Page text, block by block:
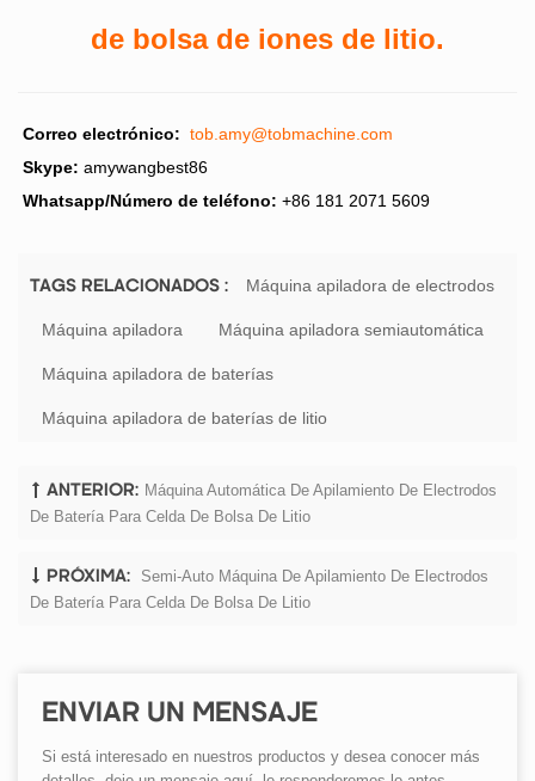
de bolsa de iones de litio.
Correo electrónico: tob.amy@tobmachine.com
Skype: amywangbest86
Whatsapp/Número de teléfono: +86 181 2071 5609
TAGS RELACIONADOS : Máquina apiladora de electrodos
Máquina apiladora Máquina apiladora semiautomática
Máquina apiladora de baterías
Máquina apiladora de baterías de litio
ANTERIOR: Máquina Automática De Apilamiento De Electrodos
De Batería Para Celda De Bolsa De Litio
PRÓXIMA:
Semi-Auto Máquina De Apilamiento De Electrodos
De Batería Para Celda De Bolsa De Litio
ENVIAR UN MENSAJE
Si está interesado en nuestros productos y desea conocer más